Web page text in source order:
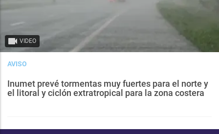
VIDEO
AVISO
Inumet prevé tormentas muy fuertes para el norte y
el litoral y ciclón extratropical para la zona costera